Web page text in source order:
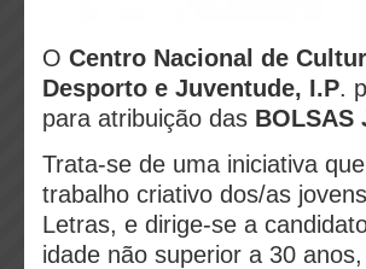
O Centro Nacional de
Desporto e Juventude, I.P.
para atribuição das BOLSAS
Trata-se de uma iniciativa
trabalho criativo dos/as
Letras, e dirige-se a
idade não superior a 30